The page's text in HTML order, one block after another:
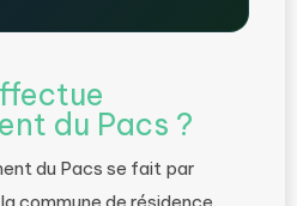
du Pacs ?
du Pacs se fait par